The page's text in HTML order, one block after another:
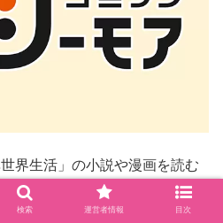
界生活」の小説や漫画を読む
ビスの
コミックシーモア
がおす
検索 運営者情報 目次